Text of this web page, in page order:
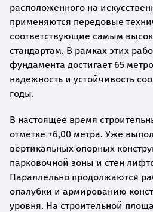
расположенного на
применяются передовые
соответствующие самым
стандартам. В рамках этих
фундамента достигает 65
надежность и устойчивость
годы.
В настоящее время
отметке +6,00 метра. Уже
вертикальных опорных
парковочной зоны и стен
Параллельно продолжаются
опалубки и армированию
уровня. На строительной